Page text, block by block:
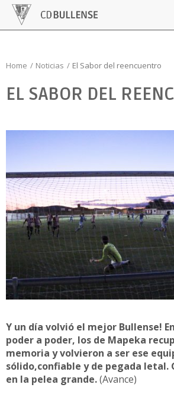
Home Noticias El Sabor del reencuentro
EL SABOR DEL
Y un día volvió el mejor Bullense!
poder a poder, los de Mapeka
memoria y volvieron a ser ese
sólido,confiable y de pegada letal.
en la pelea grande.(Avance)